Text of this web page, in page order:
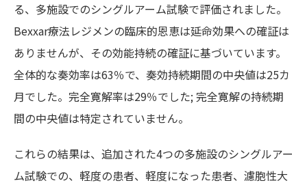
る、多施設でのシングルアーム試験で評価されました。
Bexxar療法レジメンの臨床的恩恵は延命効果への確証は
ありませんが、その効能持続の確証に基づいています。
全体的な奏効率は63％で、奏効持続期間の中央値は25カ
月でした。完全寛解率は29％でした; 完全寛解の持続期
間の中央値は特定されていません。
これらの結果は、追加された4つの多施設のシングルアー
ム試験での、軽度の患者、軽度になった患者、濾胞性大